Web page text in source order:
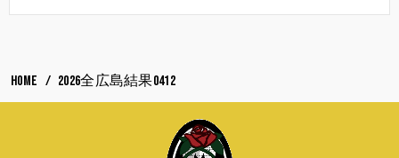
HOME 2026全広島結果0412